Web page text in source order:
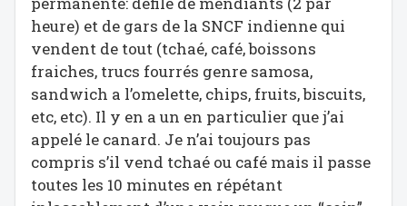
heure) et de gars de la SNCF indienne qui
vendent de tout (tchaé, café, boissons
fraiches, trucs fourrés genre samosa,
sandwich a l’omelette, chips, fruits, biscuits,
etc, etc). Il y en a un en particulier que j’ai
appelé le canard. Je n’ai toujours pas
compris s’il vend tchaé ou café mais il passe
toutes les 10 minutes en répétant